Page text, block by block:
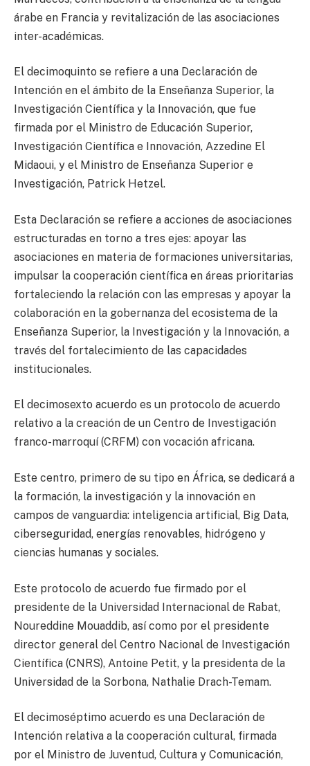
árabe en Francia y revitalización de las asociaciones
inter-académicas.
El decimoquinto se refiere a una Declaración de
Intención en el ámbito de la Enseñanza Superior, la
Investigación Científica y la Innovación, que fue
firmada por el Ministro de Educación Superior,
Investigación Científica e Innovación, Azzedine El
Midaoui, y el Ministro de Enseñanza Superior e
Investigación, Patrick Hetzel.
Esta Declaración se refiere a acciones de asociaciones
estructuradas en torno a tres ejes: apoyar las
asociaciones en materia de formaciones universitarias,
impulsar la cooperación científica en áreas prioritarias
fortaleciendo la relación con las empresas y apoyar la
colaboración en la gobernanza del ecosistema de la
Enseñanza Superior, la Investigación y la Innovación, a
través del fortalecimiento de las capacidades
institucionales.
El decimosexto acuerdo es un protocolo de acuerdo
relativo a la creación de un Centro de Investigación
franco-marroquí (CRFM) con vocación africana.
Este centro, primero de su tipo en África, se dedicará a
la formación, la investigación y la innovación en
campos de vanguardia: inteligencia artificial, Big Data,
ciberseguridad, energías renovables, hidrógeno y
ciencias humanas y sociales.
Este protocolo de acuerdo fue firmado por el
presidente de la Universidad Internacional de Rabat,
Noureddine Mouaddib, así como por el presidente
director general del Centro Nacional de Investigación
Científica (CNRS), Antoine Petit, y la presidenta de la
Universidad de la Sorbona, Nathalie Drach-Temam.
El decimoséptimo acuerdo es una Declaración de
Intención relativa a la cooperación cultural, firmada
por el Ministro de Juventud, Cultura y Comunicación,